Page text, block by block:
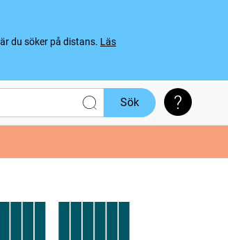
du söker på distans. Läs
Sök Söktips